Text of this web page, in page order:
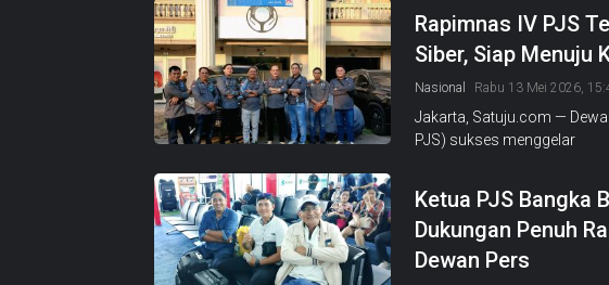
Rapimnas IV PJS
Siber, Siap Menuju
Nasional Rabu 13 Mei 2026,
Jakarta, Satuju.com —
PJS) sukses menggelar
Ketua PJS Bangka
Dukungan Penuh
Dewan Pers